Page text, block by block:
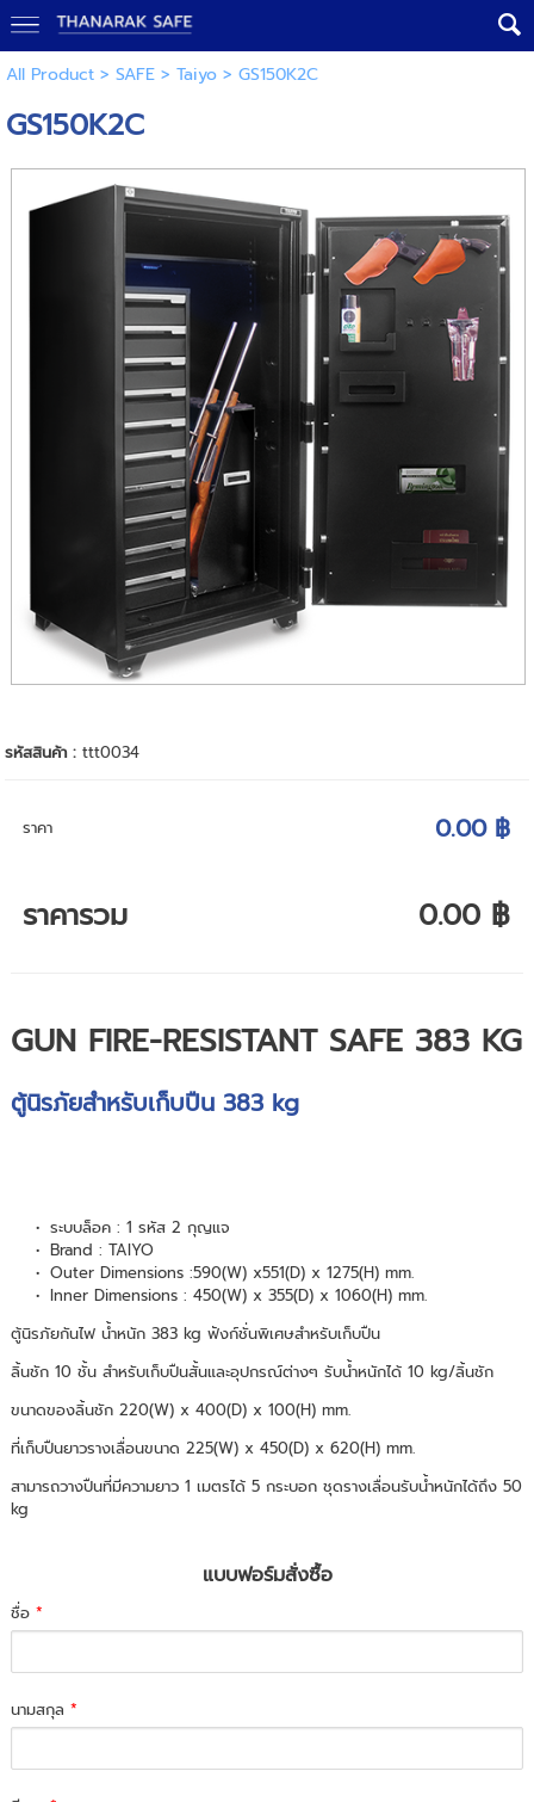
All Product> SAFE> Taiyo> GS150K2C
GS150K2C
รหัสสินค้า :ttt0034
ราคา 0.00 ฿
ราคารวม 0.00 ฿
GUN FIRE-RESISTANT SAFE 383 KG
ตู้นิรภัยสำหรับเก็บปืน 383 kg
ระบบล็อค : 1 รหัส 2 กุญแจ
Brand : TAIYO
Outer Dimensions :590(W) x551(D) x 1275(H) mm.
Inner Dimensions : 450(W) x 355(D) x 1060(H) mm.
ตู้นิรภัยกันไฟ น้ำหนัก 383 kg ฟังก์ชั่นพิเศษสำหรับเก็บปืน
ลิ้นชัก 10 ชั้น สำหรับเก็บปืนสั้นและอุปกรณ์ต่างๆ รับน้ำหนักได้ 10 kg/ลิ้นชัก
ขนาดของลิ้นชัก 220(W) x 400(D) x 100(H) mm.
ที่เก็บปืนยาวรางเลื่อนขนาด 225(W) x 450(D) x 620(H) mm.
สามารถวางปืนที่มีความยาว 1 เมตรได้ 5 กระบอก ชุดรางเลื่อนรับน้ำหนักได้ถึง 50
kg
แบบฟอร์มสั่งซื้อ
ชื่อ*
นามสกุล*